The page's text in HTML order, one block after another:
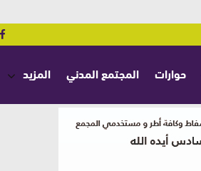
حوارات المجتمع المدني المزيد